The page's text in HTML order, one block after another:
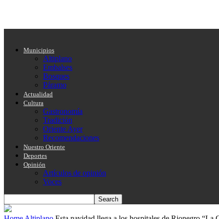
Municipios
Altiplano
Embalses
Bosques
Páramo
Actualidad
Cultura
Gastronomía
Tradición
Oriente Ayer
Recomendaciones
Nuestro Oriente
Deportes
Opinión
Artículos de opinión
Voces